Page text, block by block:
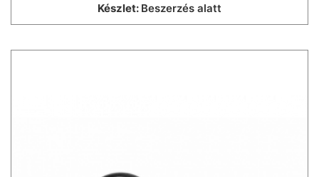
Készlet: Beszerzés alatt